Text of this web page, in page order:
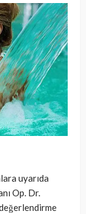
uyarıda
Op. Dr.